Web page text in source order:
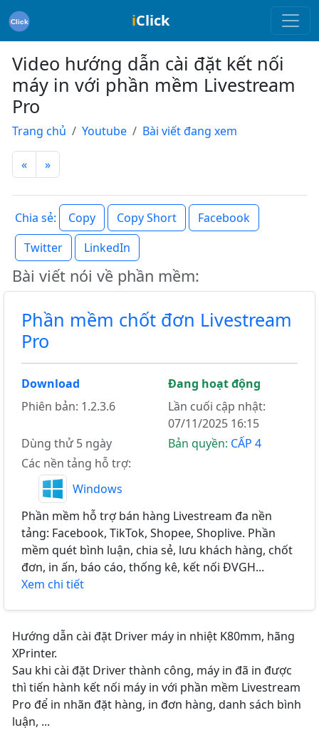
iClick
Video hướng dẫn cài đặt kết nối
máy in với phần mềm Livestream
Pro
Trang chủ Youtube Bài viết đang xem
« »
Chia sẻ: Copy Copy Short
Facebook
Twitter
LinkedIn
Bài viết nói về phần mềm:
Phần mềm chốt đơn Livestream
Pro
Download
Đang hoạt động
Phiên bản: 1.2.3.6
Lần cuối cập nhật:
07/11/2025 16:15
Dùng thử 5 ngày
Bản quyền: CẤP 4
Các nền tảng hỗ trợ:
Windows
Phần mềm hỗ trợ bán hàng Livestream đa nền
tảng: Facebook, TikTok, Shopee, Shoplive. Phần
mềm quét bình luận, chia sẻ, lưu khách hàng, chốt
đơn, in ấn, báo cáo, thống kê, kết nối ĐVGH...
Xem chi tiết
Hướng dẫn cài đặt Driver máy in nhiệt K80mm, hãng
XPrinter.
Sau khi cài đặt Driver thành công, máy in đã in được
thì tiến hành kết nối máy in với phần mềm Livestream
Pro để in nhãn đặt hàng, in đơn hàng, danh sách bình
luận, ...